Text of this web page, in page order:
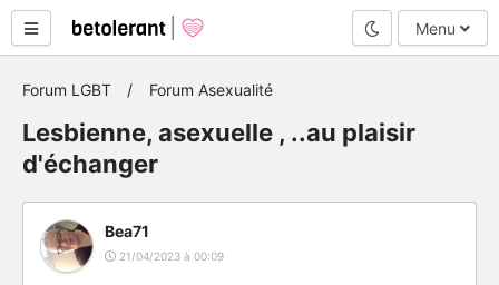
Mode nuit
Menu
Forum LGBT Forum Asexualité
Lesbienne, asexuelle , ..au plaisir
d'échanger
Bea71
21/04/2023 à 00:09